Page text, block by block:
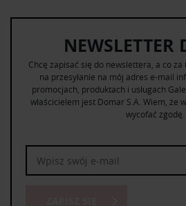
NEWSLETTER
Chcę zapisać się do newslettera, a co
na przesyłanie na mój adres e-mail
promocjach, produktach i usługach
właścicielem jest Domar S.A. Wiem, że
wycofać zgodę.